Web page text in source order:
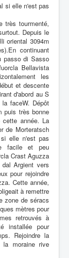
si elle n'est pas
très tourmenté,
Depuis le
oriental 3094m
continuant
passo di Sasso
Bellavista
les
et descente
d'abord au S
faceW. Dépôt
puis très bonne
année. La
de Morteratsch
elle n'est pas
facile et peu
Crast Aguzza
Argient vers
pour rejoindre
Cette année,
à remettre
zone de séracs
mètres pour
retrouvés à
installée pour
Rejoindre la
la moraine rive